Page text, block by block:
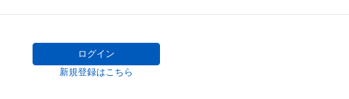
ログイン
新規登録はこちら